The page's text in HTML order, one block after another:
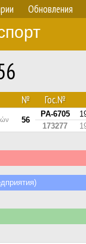
Обновления
№ Гос.№
56
PA-6705
173277